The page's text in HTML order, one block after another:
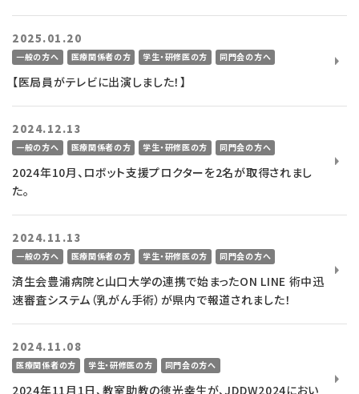
2025.01.20
一般の方へ 医療関係者の方 学生・研修医の方 同門会の方へ
【医局員がテレビに出演しました！】
2024.12.13
一般の方へ 医療関係者の方 学生・研修医の方 同門会の方へ
2024年10月、ロボット支援プロクターを2名が取得されまし
た。
2024.11.13
一般の方へ 医療関係者の方 学生・研修医の方 同門会の方へ
済生会豊浦病院と山口大学の連携で始まったON LINE 術中迅
速審査システム（乳がん手術）が県内で報道されました！
2024.11.08
医療関係者の方 学生・研修医の方 同門会の方へ
2024年11月1日、教室助教の徳光幸生が、JDDW2024におい